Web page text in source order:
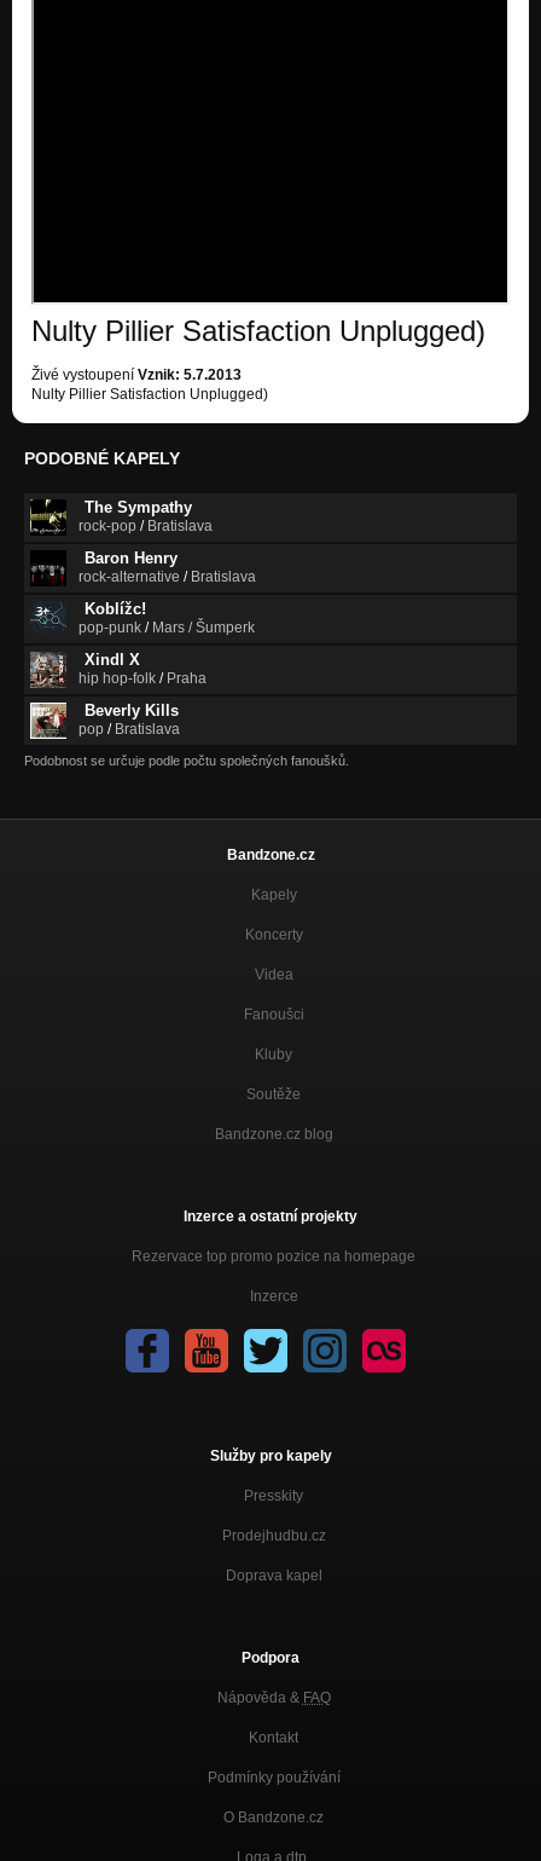
Nulty Pillier Satisfaction Unplugged)
Živé vystoupení Vznik: 5.7.2013
Nulty Pillier Satisfaction Unplugged)
PODOBNÉ KAPELY
The Sympathy
rock-pop / Bratislava
Baron Henry
rock-alternative / Bratislava
Koblížc!
pop-punk / Mars / Šumperk
Xindl X
hip hop-folk / Praha
Beverly Kills
pop / Bratislava
Podobnost se určuje podle počtu společných fanoušků.
Bandzone.cz
Kapely
Koncerty
Videa
Fanoušci
Kluby
Soutěže
Bandzone.cz blog
Inzerce a ostatní projekty
Rezervace top promo pozice na homepage
Inzerce
Služby pro kapely
Presskity
Prodejhudbu.cz
Doprava kapel
Podpora
Nápověda & FAQ
Kontakt
Podmínky používání
O Bandzone.cz
Loga a dtp.